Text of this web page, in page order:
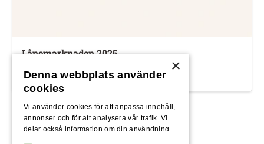
Lånemarknaden 2025
12/29/2025 avSimon Klaesson
×
Denna webbplats använder
cookies
Vi använder cookies för att anpassa innehåll,
annonser och för att analysera vår trafik. Vi
delar också information om din användning